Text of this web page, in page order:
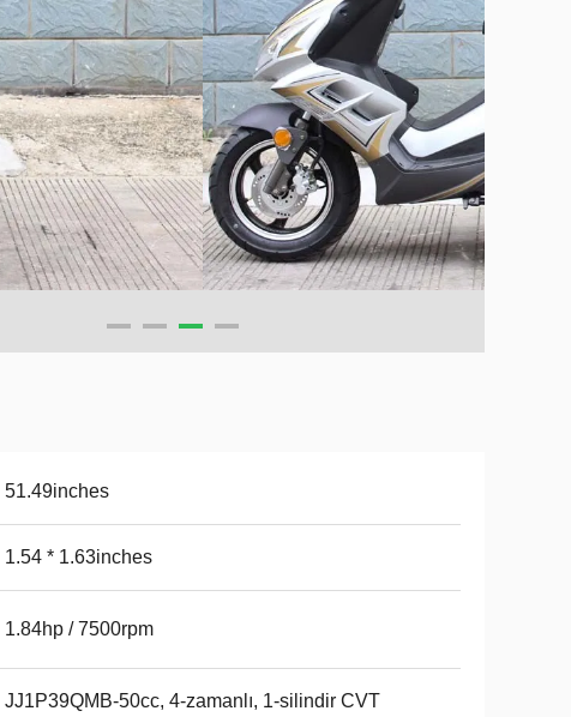
51.49inches
1.54 * 1.63inches
1.84hp / 7500rpm
JJ1P39QMB-50cc, 4-zamanlı, 1-silindir CVT